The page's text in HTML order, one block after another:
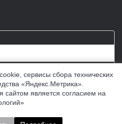
Подписаться
данных
сервисы сбора технических
«Яндекс.Метрика».
сайтом является согласием на